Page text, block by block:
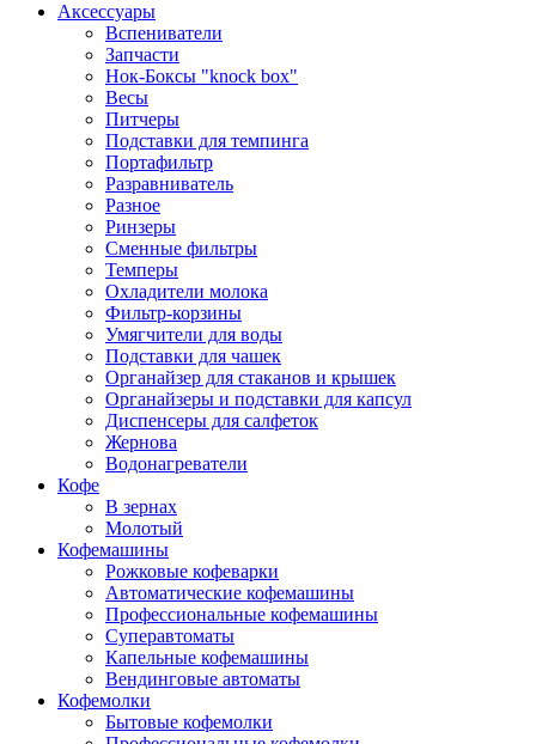
Аксессуары
Вспениватели
Запчасти
Нок-Боксы "knock box"
Весы
Питчеры
Подставки для темпинга
Портафильтр
Разравниватель
Разное
Ринзеры
Сменные фильтры
Темперы
Охладители молока
Фильтр-корзины
Умягчители для воды
Подставки для чашек
Органайзер для стаканов и крышек
Органайзеры и подставки для капсул
Диспенсеры для салфеток
Жернова
Водонагреватели
Кофе
В зернах
Молотый
Кофемашины
Рожковые кофеварки
Автоматические кофемашины
Профессиональные кофемашины
Суперавтоматы
Капельные кофемашины
Вендинговые автоматы
Кофемолки
Бытовые кофемолки